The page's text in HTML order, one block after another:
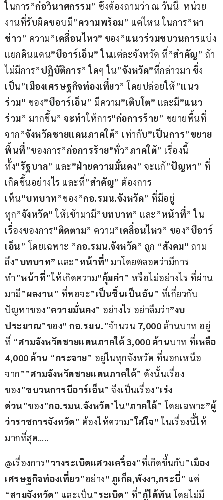
ในการ”ก่อวินาศกรรม” ซึ่งต้องถามว่า ณ วันนี้  หน่วย
งานที่รับผิดชอบมี”ความพร้อม” แค่ไหน ในการ”หา
ข่าว” ความ”เคลื่อนไหว” ของ”แนวร่วมขบวนการแบ่ง
แยกดินแดน”บีอาร์เอ็น” ในแต่ละจังหวัด ที่”สำคัญ” ถ้า
ไม่มีการ”ปฏิบัติการ” ใดๆ ใน”จังหวัด”ที่กล่าวมา ซึ่ง
เป็น”เมืองเศรษฐกิจท่องเที่ยว” โดยปล่อยให้”แนว
ร่วม” ของ”บีอาร์เอ็น” มีความ”เติบโต” และมี”แนว
ร่วม” มากขึ้น” จะทำให้การ”ก่อการร้าย” ขยายพื้นที่
จาก”จังหวัดชายแดนภาคใต้” เท่ากับ”เป็นการ”ขยาย
พื้นที่”ของการ”ก่อการร้าย”ทั่ว”ภาคใต้” เรื่องนี้
ทั้ง”รัฐบาล” และ”ฝ่ายความมั่นคง” จะแก้”ปัญหา” ที่
เกิดขึ้นอย่างไร และที่”สำคัญ” ต้องการ
เห็น”บทบาท”ของ”กอ.รมน.จังหวัด” ที่มีอยู่
ทุก”จังหวัด” ให้เข้ามามี”บทบาท” และ”หน้าที่” ใน
เรื่องของการ”ติดตาม” ความ”เคลื่อนไหว” ของ”บีอาร์
เอ็น” โดยเฉพาะ ”กอ.รมน.จังหวัด” ถูก “สังคม” ถาม
ถึง”บทบาท” และ”หน้าที่” มาโดยตลอดว่ามีการ
ทำ”หน้าที่”ให้เกิดความ”คุ้มค่า” หรือไม่อย่างไร ที่ผ่าน
มามี”ผลงาน” ที่พอจะ”เป็นชิ้นเป็นอัน” ที่เกี่ยวกับ
ปัญหาของ”ความมั่นคง” อย่างไร อย่าลืมว่า”งบ
ประมาณ”ของ” กอ.รมน.”จำนวน 7,000 ล้านบาท อยู่
ที่ “สามจังหวัดชายแดนภาคใต้ 3,000 ล้านบาท ที่เหลือ
4,000 ล้าน “กระจาย” อยู่ในทุกจังหวัด ที่นอกเหนือ
จาก””สามจังหวัดชายแดนภาคใต้” ดังนั้นเรื่อง
ของ”ขบวนการบีอาร์เอ็น” จึงเป็นเรื่อง”เร่ง
ด่วน”ของ”กอ.รมน.จังหวัด”ใน”ภาคใต้” โดยเฉพาะ”ผู้
ว่าราชการจังหวัด” ต้องให้ความ”ใส่ใจ” ในเรื่องนี้ให้
มากที่สุด…..
@เรื่องการ”วางระเบิดแสวงเครื่อง”ที่เกิดขึ้นกับ”เมือง
เศรษฐกิจท่องเที่ยว”อย่าง” ภูเก็ต,พังงา,กระบี่” แค่
“สามจังหวัด” และเป็น”ระเบิด” ที่”กู้ได้ทัน โดยไม่มี